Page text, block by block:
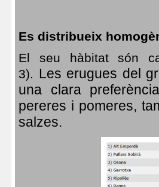
Es distribueix
El seu hàbitat són
3). Les erugues del
una clara
pereres i pomeres,
salzes.